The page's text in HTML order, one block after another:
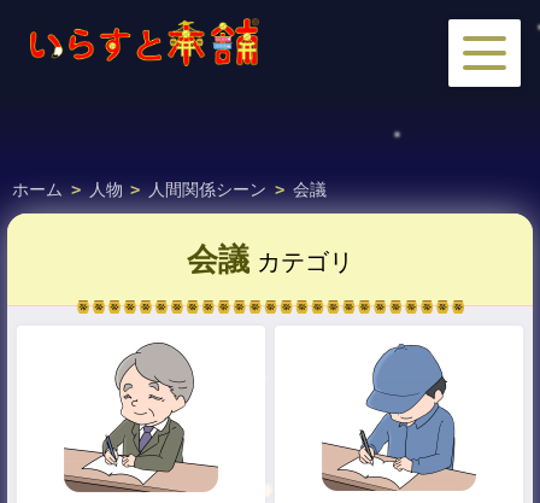
ホーム > 人物 > 人間関係シーン > 会議
会議 カテゴリ